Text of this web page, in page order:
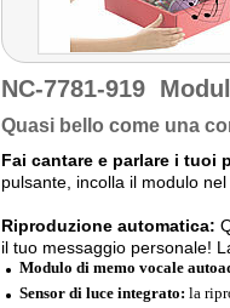
NC-7781-919
Quasi bello come una
Fai cantare e parlare i tuoi
pulsante, incolla il modulo
Riproduzione automatica:
il tuo messaggio personale!
Modulo di memo vocale
Sensor di luce integrato: la